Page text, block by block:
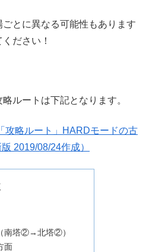
とに異なる可能性もあります
ださい！
ルートは下記となります。
攻略ルート」HARDモードの古
2019/08/24作成）
南塔②→北塔②）
面